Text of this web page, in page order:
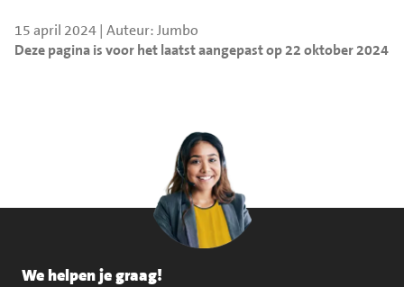
15 april 2024 | Auteur: Jumbo
Deze pagina is voor het laatst aangepast op 22 oktober 2024
We helpen je graag!